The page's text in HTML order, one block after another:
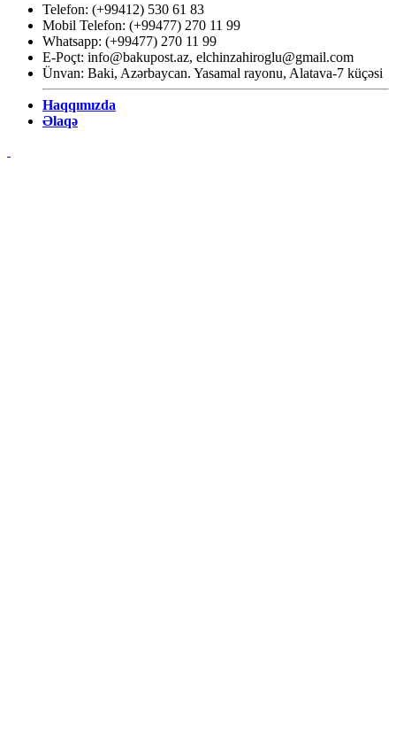
Telefon: (+99412) 530 61 83
Mobil Telefon: (+99477) 270 11 99
Whatsapp: (+99477) 270 11 99
E-Poçt: info@bakupost.az, elchinzahiroglu@gmail.com
Ünvan: Baki, Azərbaycan. Yasamal rayonu, Alatava-7 küçəsi
Haqqımızda
Əlaqə